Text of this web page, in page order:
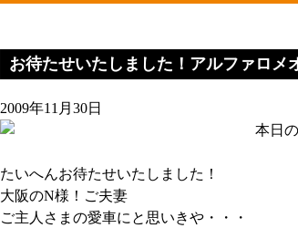
お待たせいたしました！アルファロ
2009年11月30日
本日
たいへんお待たせいたしました！
大阪のN様！ご夫妻
ご主人さまの愛車にと思いきや・・・